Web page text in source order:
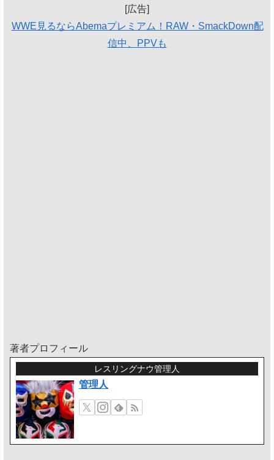
[広告]
WWE見るならAbemaプレミアム！RAW・SmackDown配
信中、PPVも
著者プロフィール
レスリングナウ管理人
管理人